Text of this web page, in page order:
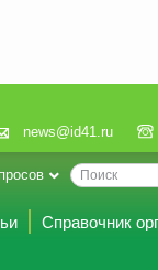
news@id41.ru
Справочник